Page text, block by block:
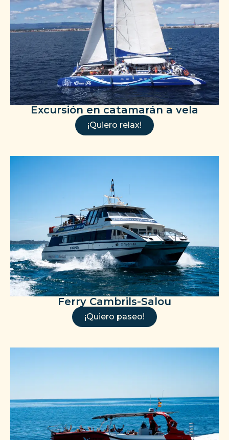
Excursión en catamarán a vela
¡Quiero relax!
Ferry Cambrils-Salou
¡Quiero paseo!